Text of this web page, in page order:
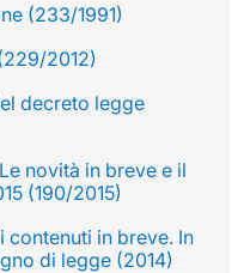
(233/1991)
2012)
decreto legge
novità in breve e il
(190/2015)
contenuti in breve. In
di legge (2014)